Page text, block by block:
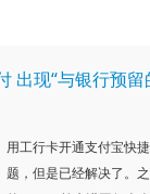
出现“与银行预
用工行卡开通支付宝快
题，但是已经解决了。